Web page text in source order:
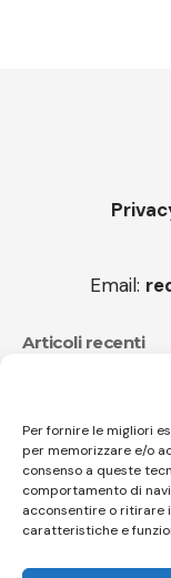
Per fornire le migliori
per memorizzare e/o
consenso a queste
comportamento di
acconsentire o ritirare
caratteristiche e
Email:
Articoli recenti
Festival
Sir Ian